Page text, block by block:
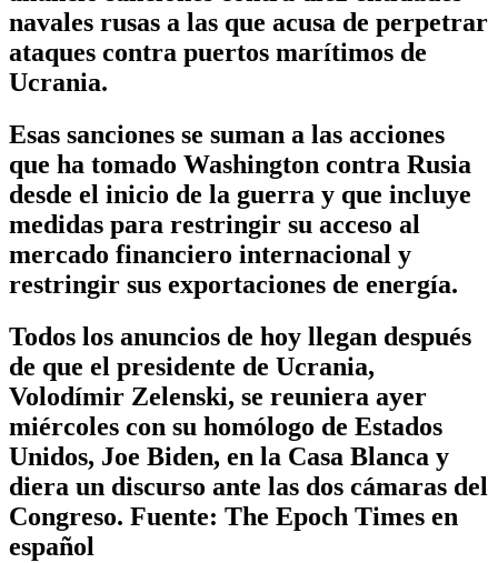
navales rusas a las que acusa de perpetrar
ataques contra puertos marítimos de
Ucrania.
Esas sanciones se suman a las acciones
que ha tomado Washington contra Rusia
desde el inicio de la guerra y que incluye
medidas para restringir su acceso al
mercado financiero internacional y
restringir sus exportaciones de energía.
Todos los anuncios de hoy llegan después
de que el presidente de Ucrania,
Volodímir Zelenski, se reuniera ayer
miércoles con su homólogo de Estados
Unidos, Joe Biden, en la Casa Blanca y
diera un discurso ante las dos cámaras del
Congreso. Fuente: The Epoch Times en
español